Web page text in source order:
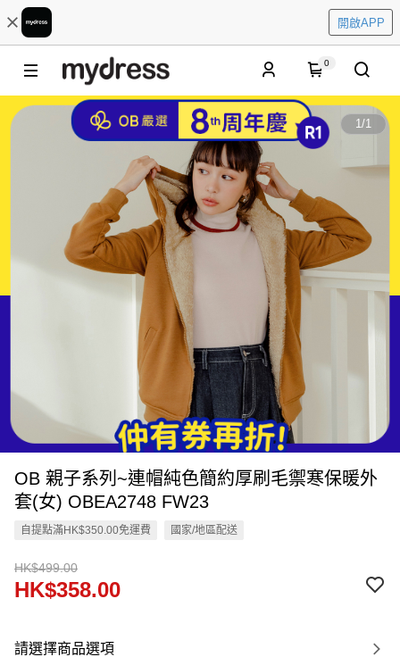
開啟APP
0
1/1
OB 親子系列~連帽純色簡約厚刷毛禦寒保暖外
套(女) OBEA2748 FW23
自提點滿HK$350.00免運費 國家/地區配送
HK$499.00
HK$358.00
請選擇商品選項